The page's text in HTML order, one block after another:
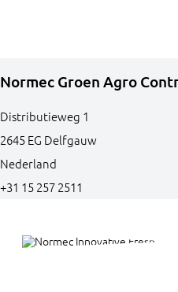
Normec Groen Agro
Distributieweg 1
2645 EG Delfgauw
Nederland
+31 15 257 2511